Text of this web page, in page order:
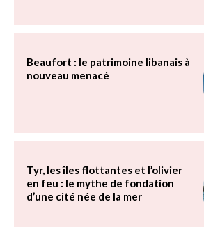
Beaufort : le patrimoine libanais à
nouveau menacé
Tyr, les îles flottantes et l’olivier
en feu : le mythe de fondation
d’une cité née de la mer